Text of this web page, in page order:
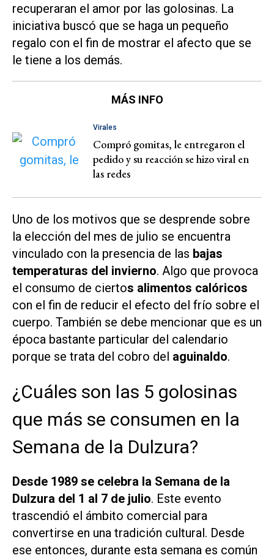
recuperaran el amor por las golosinas. La
iniciativa buscó que se haga un pequeño
regalo con el fin de mostrar el afecto que se
le tiene a los demás.
MÁS INFO
Virales
Compró gomitas, le entregaron el
pedido y su reacción se hizo viral en
las redes
Uno de los motivos que se desprende sobre
la elección del mes de julio se encuentra
vinculado con la presencia de las bajas
temperaturas del invierno. Algo que provoca
el consumo de ciertos alimentos calóricos
con el fin de reducir el efecto del frío sobre el
cuerpo. También se debe mencionar que es un
época bastante particular del calendario
porque se trata del cobro del aguinaldo.
¿Cuáles son las 5 golosinas
que más se consumen en la
Semana de la Dulzura?
Desde 1989 se celebra la Semana de la
Dulzura del 1 al 7 de julio. Este evento
trascendió el ámbito comercial para
convertirse en una tradición cultural. Desde
ese entonces, durante esta semana es común